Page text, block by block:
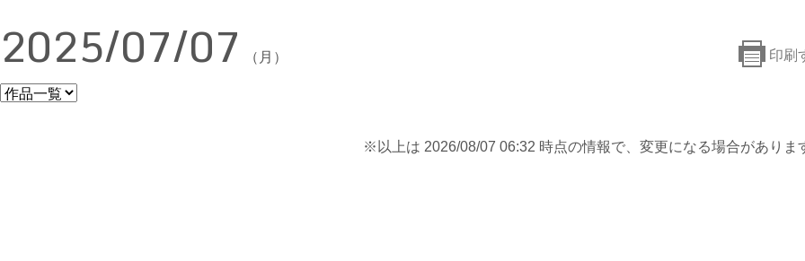
印刷
2025/07/07 （月）
※以上は 2026/08/07 06:32 時点の情報で、変更になる場合がありま